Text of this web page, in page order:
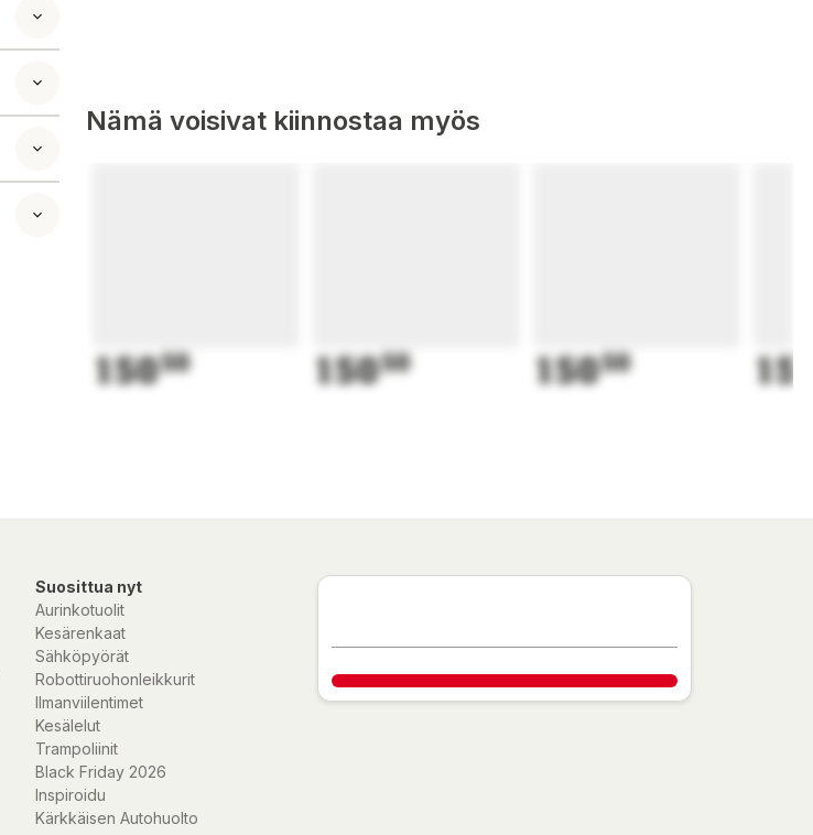
Nämä voisivat kiinnostaa myös
15050 15050 15050
Suosittua nyt
Aurinkotuolit
Kesärenkaat
Sähköpyörät
Robottiruohonleikkurit
Ilmanviilentimet
Kesälelut
Trampoliinit
Black Friday 2026
Inspiroidu
Kärkkäisen Autohuolto